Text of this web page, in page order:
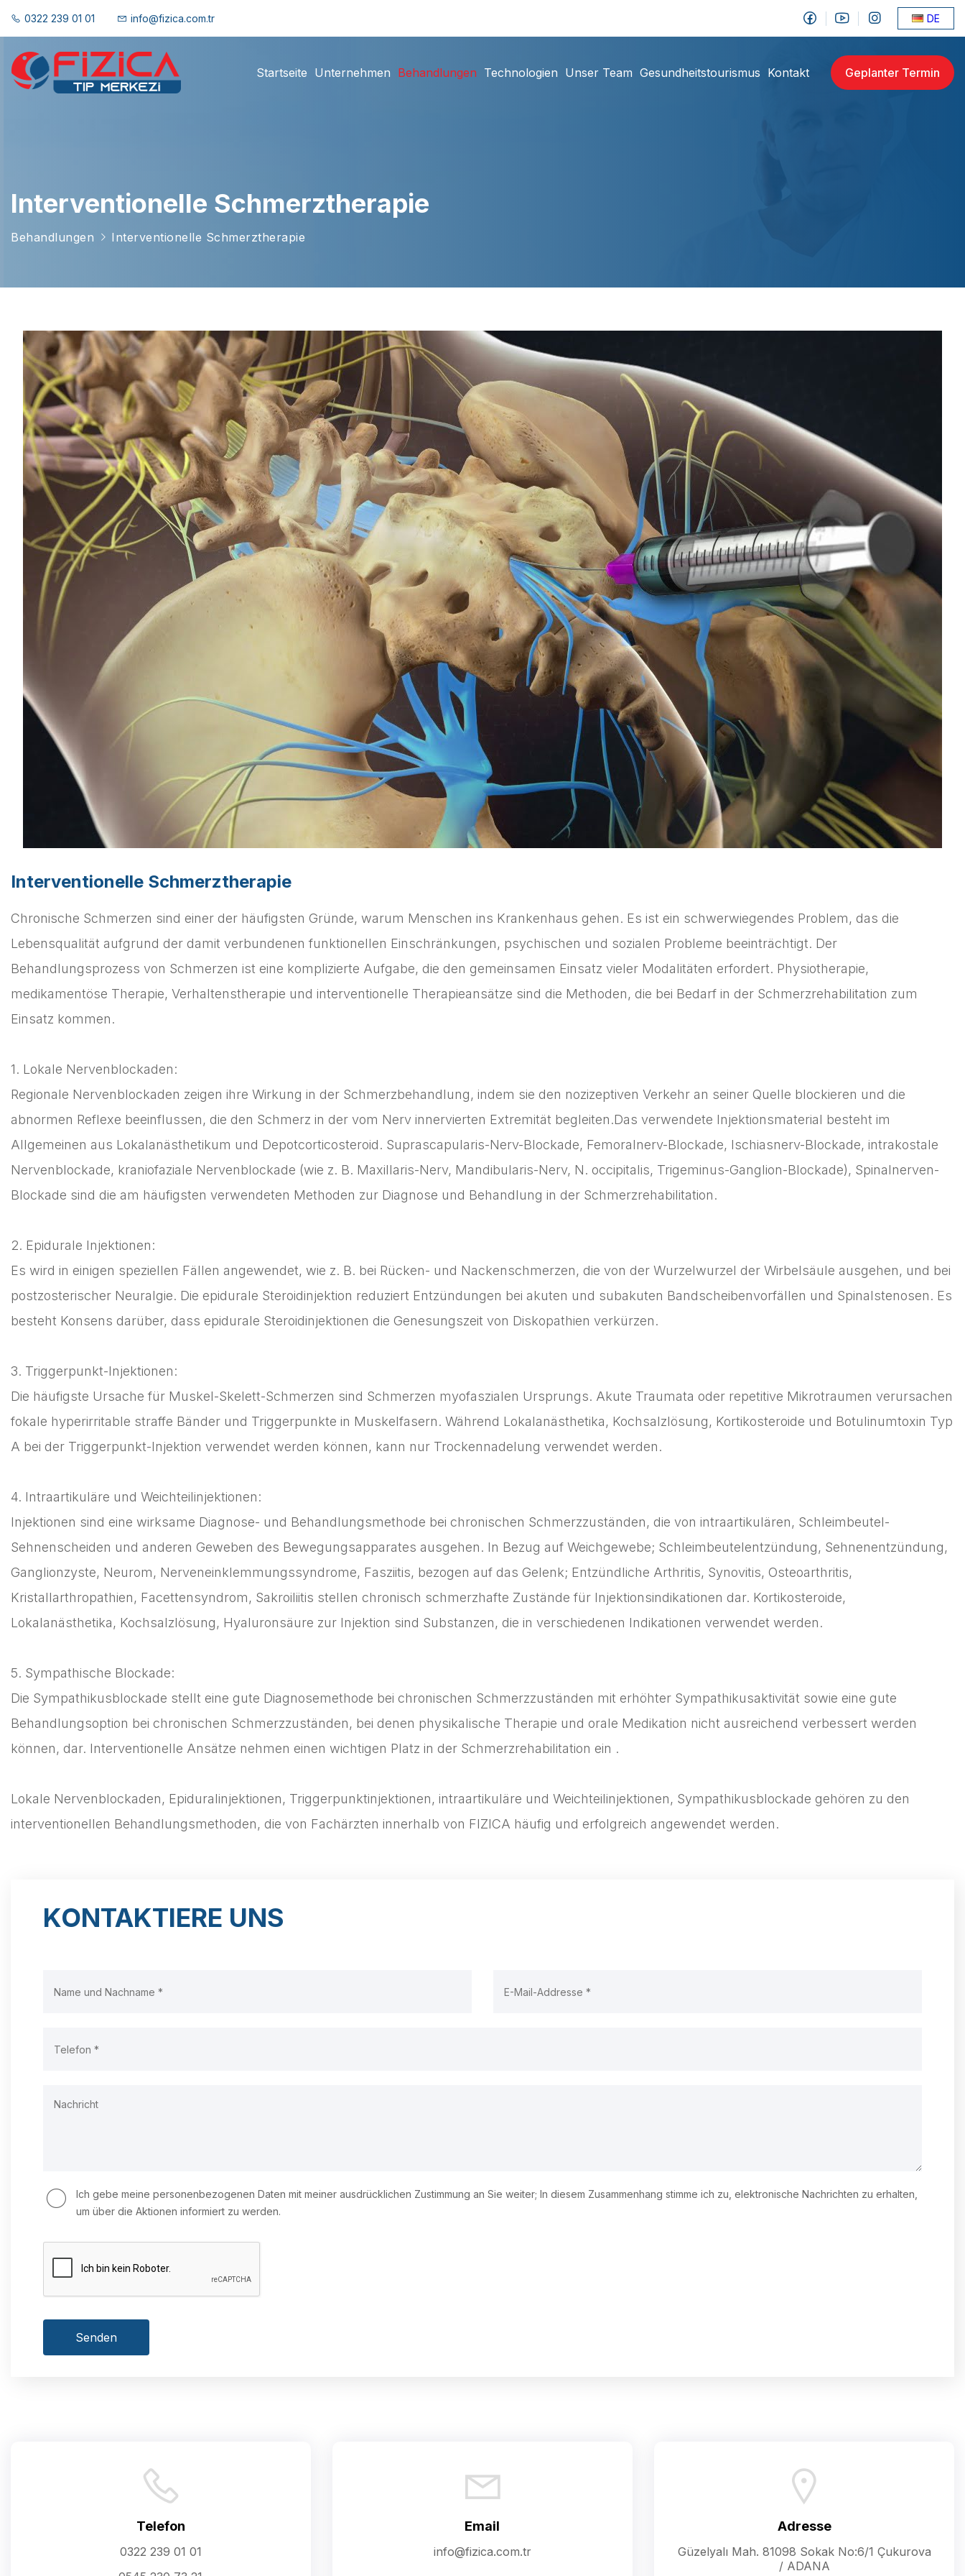
0322 239 01 01 info@fizica.com.tr DE
Startseite Unternehmen Behandlungen Technologien Unser Team Gesundheitstourismus Kontakt Geplanter Termin
Interventionelle Schmerztherapie
Behandlungen Interventionelle Schmerztherapie
Interventionelle Schmerztherapie
Chronische Schmerzen sind einer der häufigsten Gründe, warum Menschen ins Krankenhaus gehen. Es ist ein schwerwiegendes Problem, das die
Lebensqualität aufgrund der damit verbundenen funktionellen Einschränkungen, psychischen und sozialen Probleme beeinträchtigt. Der
Behandlungsprozess von Schmerzen ist eine komplizierte Aufgabe, die den gemeinsamen Einsatz vieler Modalitäten erfordert. Physiotherapie,
medikamentöse Therapie, Verhaltenstherapie und interventionelle Therapieansätze sind die Methoden, die bei Bedarf in der Schmerzrehabilitation zum
Einsatz kommen.
1. Lokale Nervenblockaden:
Regionale Nervenblockaden zeigen ihre Wirkung in der Schmerzbehandlung, indem sie den nozizeptiven Verkehr an seiner Quelle blockieren und die
abnormen Reflexe beeinflussen, die den Schmerz in der vom Nerv innervierten Extremität begleiten.Das verwendete Injektionsmaterial besteht im
Allgemeinen aus Lokalanästhetikum und Depotcorticosteroid. Suprascapularis-Nerv-Blockade, Femoralnerv-Blockade, Ischiasnerv-Blockade, intrakostale
Nervenblockade, kraniofaziale Nervenblockade (wie z. B. Maxillaris-Nerv, Mandibularis-Nerv, N. occipitalis, Trigeminus-Ganglion-Blockade), Spinalnerven-
Blockade sind die am häufigsten verwendeten Methoden zur Diagnose und Behandlung in der Schmerzrehabilitation.
2. Epidurale Injektionen:
Es wird in einigen speziellen Fällen angewendet, wie z. B. bei Rücken- und Nackenschmerzen, die von der Wurzelwurzel der Wirbelsäule ausgehen, und bei
postzosterischer Neuralgie. Die epidurale Steroidinjektion reduziert Entzündungen bei akuten und subakuten Bandscheibenvorfällen und Spinalstenosen. Es
besteht Konsens darüber, dass epidurale Steroidinjektionen die Genesungszeit von Diskopathien verkürzen.
3. Triggerpunkt-Injektionen:
Die häufigste Ursache für Muskel-Skelett-Schmerzen sind Schmerzen myofaszialen Ursprungs. Akute Traumata oder repetitive Mikrotraumen verursachen
fokale hyperirritable straffe Bänder und Triggerpunkte in Muskelfasern. Während Lokalanästhetika, Kochsalzlösung, Kortikosteroide und Botulinumtoxin Typ
A bei der Triggerpunkt-Injektion verwendet werden können, kann nur Trockennadelung verwendet werden.
4. Intraartikuläre und Weichteilinjektionen:
Injektionen sind eine wirksame Diagnose- und Behandlungsmethode bei chronischen Schmerzzuständen, die von intraartikulären, Schleimbeutel-
Sehnenscheiden und anderen Geweben des Bewegungsapparates ausgehen. In Bezug auf Weichgewebe; Schleimbeutelentzündung, Sehnenentzündung,
Ganglionzyste, Neurom, Nerveneinklemmungssyndrome, Fasziitis, bezogen auf das Gelenk; Entzündliche Arthritis, Synovitis, Osteoarthritis,
Kristallarthropathien, Facettensyndrom, Sakroiliitis stellen chronisch schmerzhafte Zustände für Injektionsindikationen dar. Kortikosteroide,
Lokalanästhetika, Kochsalzlösung, Hyaluronsäure zur Injektion sind Substanzen, die in verschiedenen Indikationen verwendet werden.
5. Sympathische Blockade:
Die Sympathikusblockade stellt eine gute Diagnosemethode bei chronischen Schmerzzuständen mit erhöhter Sympathikusaktivität sowie eine gute
Behandlungsoption bei chronischen Schmerzzuständen, bei denen physikalische Therapie und orale Medikation nicht ausreichend verbessert werden
können, dar. Interventionelle Ansätze nehmen einen wichtigen Platz in der Schmerzrehabilitation ein .
Lokale Nervenblockaden, Epiduralinjektionen, Triggerpunktinjektionen, intraartikuläre und Weichteilinjektionen, Sympathikusblockade gehören zu den
interventionellen Behandlungsmethoden, die von Fachärzten innerhalb von FIZICA häufig und erfolgreich angewendet werden.
KONTAKTIERE UNS
Ich gebe meine personenbezogenen Daten mit meiner ausdrücklichen Zustimmung an Sie weiter; In diesem Zusammenhang stimme ich zu, elektronische Nachrichten zu erhalten,
um über die Aktionen informiert zu werden.
Senden
Telefon
0322 239 01 01
Email
info@fizica.com.tr
Adresse
Güzelyalı Mah. 81098 Sokak No:6/1 Çukurova
/ ADANA